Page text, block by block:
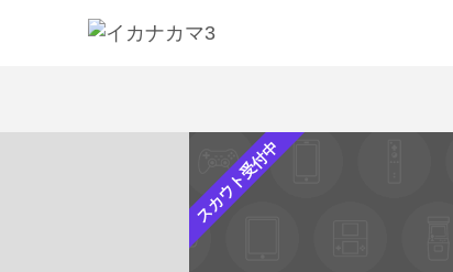
スカウト受付中